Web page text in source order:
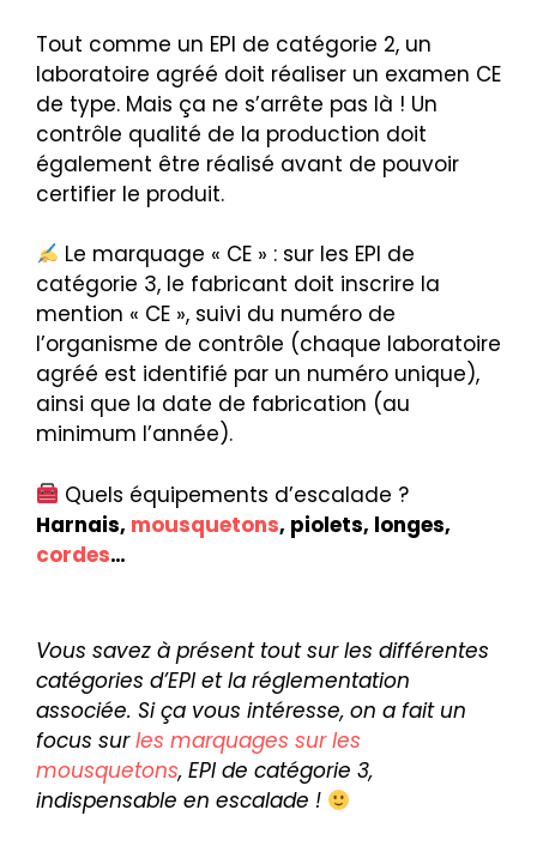
Tout comme un EPI de catégorie 2, un
laboratoire agréé doit réaliser un examen CE
de type. Mais ça ne s’arrête pas là ! Un
contrôle qualité de la production doit
également être réalisé avant de pouvoir
certifier le produit.
Le marquage « CE » : sur les EPI de
catégorie 3, le fabricant doit inscrire la
mention « CE », suivi du numéro de
l’organisme de contrôle (chaque laboratoire
agréé est identifié par un numéro unique),
ainsi que la date de fabrication (au
minimum l’année).
Quels équipements d’escalade ?
Harnais, mousquetons, piolets, longes,
cordes…
Vous savez à présent tout sur les différentes
catégories d’EPI et la réglementation
associée. Si ça vous intéresse, on a fait un
focus surles marquages sur les
mousquetons, EPI de catégorie 3,
indispensable en escalade !